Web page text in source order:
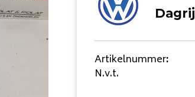
Artikelnummer:
N.v.t.